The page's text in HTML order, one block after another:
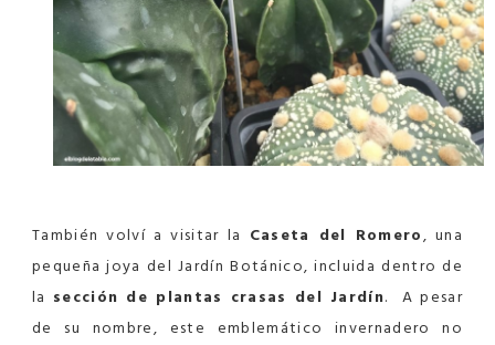
También volví a visitar la Caseta del Romero, una
pequeña joya del Jardín Botánico, incluida dentro de
la sección de plantas crasas del Jardín. A pesar
de su nombre, este emblemático invernadero no